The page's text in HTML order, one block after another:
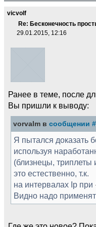
vicvolf
Re: Бесконечность
29.01.2015, 12:16
Ранее в теме, после
Вы пришли к выводу:
vorvalm в сообщении
Я пытался доказать
используя
(близнецы, триплеты
это естественно, т.к.
на интервалах Ip при
Видно надо